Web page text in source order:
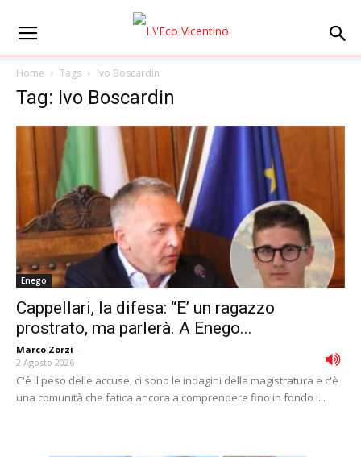
Home Tags Ivo Boscardin
Tag: Ivo Boscardin
Enego
Cappellari, la difesa: “E’ un ragazzo
prostrato, ma parlerà. A Enego...
Marco Zorzi -
2 Agosto 2026
C'è il peso delle accuse, ci sono le indagini della magistratura e c'è
una comunità che fatica ancora a comprendere fino in fondo i...